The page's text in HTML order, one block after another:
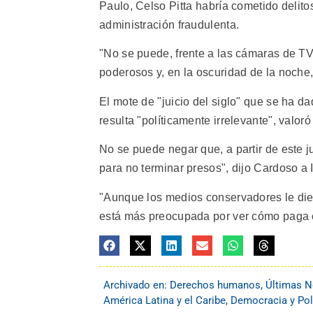
Paulo, Celso Pitta habría cometido
administración fraudulenta.
"No se puede, frente a las cámaras de
poderosos y, en la oscuridad de la
El mote de "juicio del siglo" que se ha
resulta "políticamente irrelevante",
No se puede negar que, a partir de este
para no terminar presos", dijo Cardoso
"Aunque los medios conservadores le
está más preocupada por ver cómo
Archivado en: Derechos humanos, Últimas
América Latina y el Caribe, Democracia y